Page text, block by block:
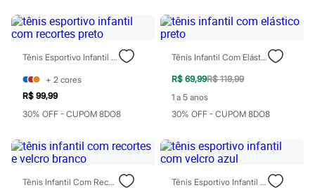
Shorts e Bermudas
Tops
Moda íntima
Calcinhas
Cintas e Modeladores
Meias
Pijamas
Sutiãs e Tops
Moda praia
Maiôs
Saídas de praia
Personagens
Plus size
Tênis Esportivo Infantil Com Recortes Preto
+ 2 cores
R$ 99,99
30% OFF - CUPOM 8DO8
Tênis Infantil Com Elástico Preto
R$ 69,99R$ 119,99
1 a 5 anos
30% OFF - CUPOM 8DO8
Tênis Infantil Com Recortes E Velcro Branco Tênis Esportivo Infantil Com Velcro Azul